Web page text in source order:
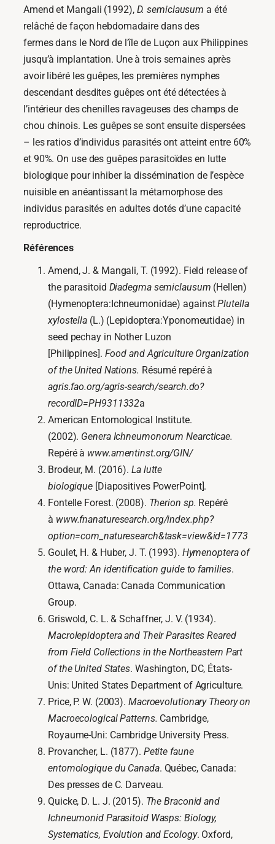
Amend et Mangali (1992), D. semiclausum a été
relâché de façon hebdomadaire dans des
fermes dans le Nord de l’île de Luçon aux Philippines
jusqu’à implantation. Une à trois semaines après
avoir libéré les guêpes, les premières nymphes
descendant desdites guêpes ont été détectées à
l’intérieur des chenilles ravageuses des champs de
chou chinois. Les guêpes se sont ensuite dispersées
– les ratios d’individus parasités ont atteint entre 60%
et 90%. On use des guêpes parasitoïdes en lutte
biologique pour inhiber la dissémination de l’espèce
nuisible en anéantissant la métamorphose des
individus parasités en adultes dotés d’une capacité
reproductrice.
Références
Amend, J. & Mangali, T. (1992). Field release of
the parasitoid Diadegma semiclausum (Hellen)
(Hymenoptera:Ichneumonidae) againstPlutella
xylostella (L.) (Lepidoptera:Yponomeutidae) in
seed pechay in Nother Luzon
[Philippines]. Food and Agriculture Organization
of the United Nations. Résumé repéré à
agris.fao.org/agris-search/search.do?
recordID=PH9311332a
American Entomological Institute.
(2002). Genera Ichneumonorum Nearcticae.
Repéré à www.amentinst.org/GIN/
Brodeur, M. (2016). La lutte
biologique [Diapositives PowerPoint].
Fontelle Forest. (2008). Therion sp. Repéré
à www.fnanaturesearch.org/index.php?
option=com_naturesearch&task=view&id=1773
Goulet, H. & Huber, J. T. (1993). Hymenoptera of
the word: An identification guide to families.
Ottawa, Canada: Canada Communication
Group.
Griswold, C. L. & Schaffner, J. V. (1934).
Macrolepidoptera and Their Parasites Reared
from Field Collections in the Northeastern Part
of the United States. Washington, DC, États-
Unis: United States Department of Agriculture.
Price, P. W. (2003). Macroevolutionary Theory on
Macroecological Patterns. Cambridge,
Royaume-Uni: Cambridge University Press.
Provancher, L. (1877). Petite faune
entomologique du Canada. Québec, Canada:
Des presses de C. Darveau.
Quicke, D. L. J. (2015). The Braconid and
Ichneumonid Parasitoid Wasps: Biology,
Systematics, Evolution and Ecology. Oxford,